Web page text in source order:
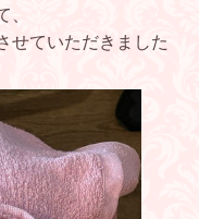
せていただきました